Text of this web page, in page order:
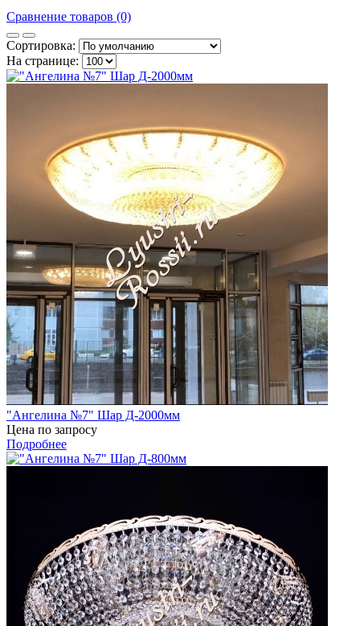
Сравнение товаров (0)
Сортировка:
На странице:
"Ангелина №7" Шар Д-2000мм
Цена по запросу
Подробнее